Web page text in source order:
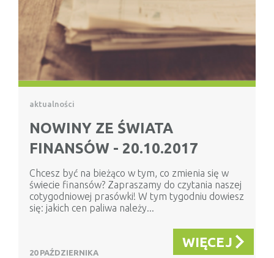
aktualności
NOWINY ZE ŚWIATA
FINANSÓW - 20.10.2017
Chcesz być na bieżąco w tym, co zmienia się w
świecie finansów? Zapraszamy do czytania naszej
cotygodniowej prasówki! W tym tygodniu dowiesz
się: jakich cen paliwa należy...
20 PAŹDZIERNIKA
WIĘCEJ